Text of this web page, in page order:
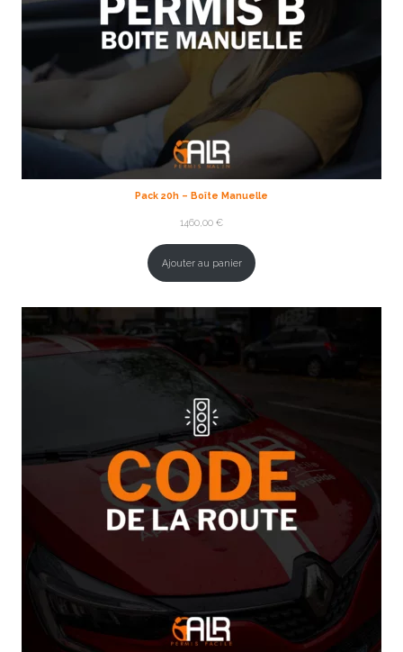
Pack 20h – Boîte Manuelle
1460,00 €
Ajouter au panier